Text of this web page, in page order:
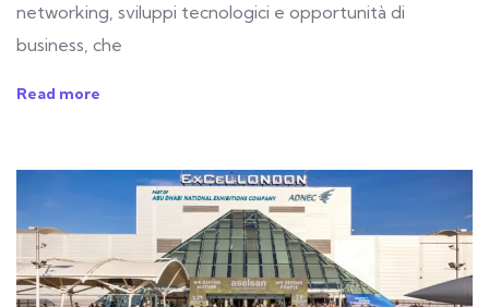
networking, sviluppi tecnologici e opportunità di
business, che
Read more